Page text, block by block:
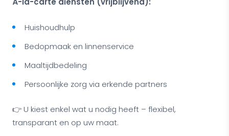
Huishoudhulp
Bedopmaak en linnenservice
Maaltijdbedeling
Persoonlijke zorg via erkende partners
👉 U kiest enkel wat u nodig heeft – flexibel,
transparant en op uw maat.